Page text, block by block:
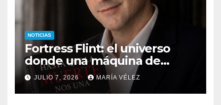
NOTICIAS
Fortress Flint: el universo
donde una máquina de
escribir, un silbido o un
recuerdo pueden cambiarlo
todo
JULIO 7, 2026 MARÍA VÉLEZ